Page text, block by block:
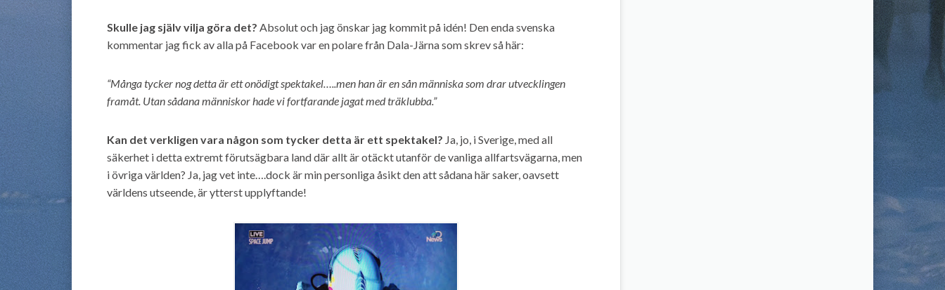
Skulle jag själv vilja göra det? Absolut och jag önskar jag kommit på idén! Den enda svenska
kommentar jag fick av alla på Facebook var en polare från Dala-Järna som skrev så här:
“Många tycker nog detta är ett onödigt spektakel…..men han är en sån människa som drar utvecklingen
framåt. Utan sådana människor hade vi fortfarande jagat med träklubba.”
Kan det verkligen vara någon som tycker detta är ett spektakel? Ja, jo, i Sverige, med all
säkerhet i detta extremt förutsägbara land där allt är otäckt utanför de vanliga allfartsvägarna, men
i övriga världen? Ja, jag vet inte….dock är min personliga åsikt den att sådana här saker, oavsett
världens utseende, är ytterst upplyftande!